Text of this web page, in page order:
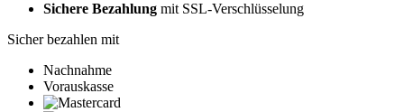
Sichere Bezahlung mit SSL-Verschlüsselung
Sicher bezahlen mit
Nachnahme
Vorauskasse